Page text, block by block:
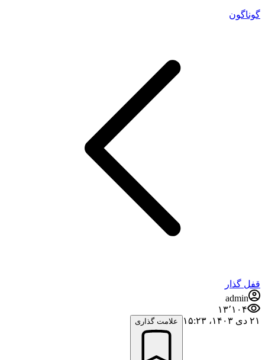
گوناگون
قفل گذار
admin
۱۳٬۱۰۴
۲۱ دی ۱۴۰۳،‏ ۱۵:۲۳
علامت گذاری